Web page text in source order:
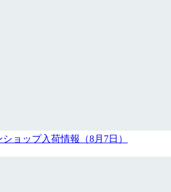
ョップ入荷情報（8月7日）